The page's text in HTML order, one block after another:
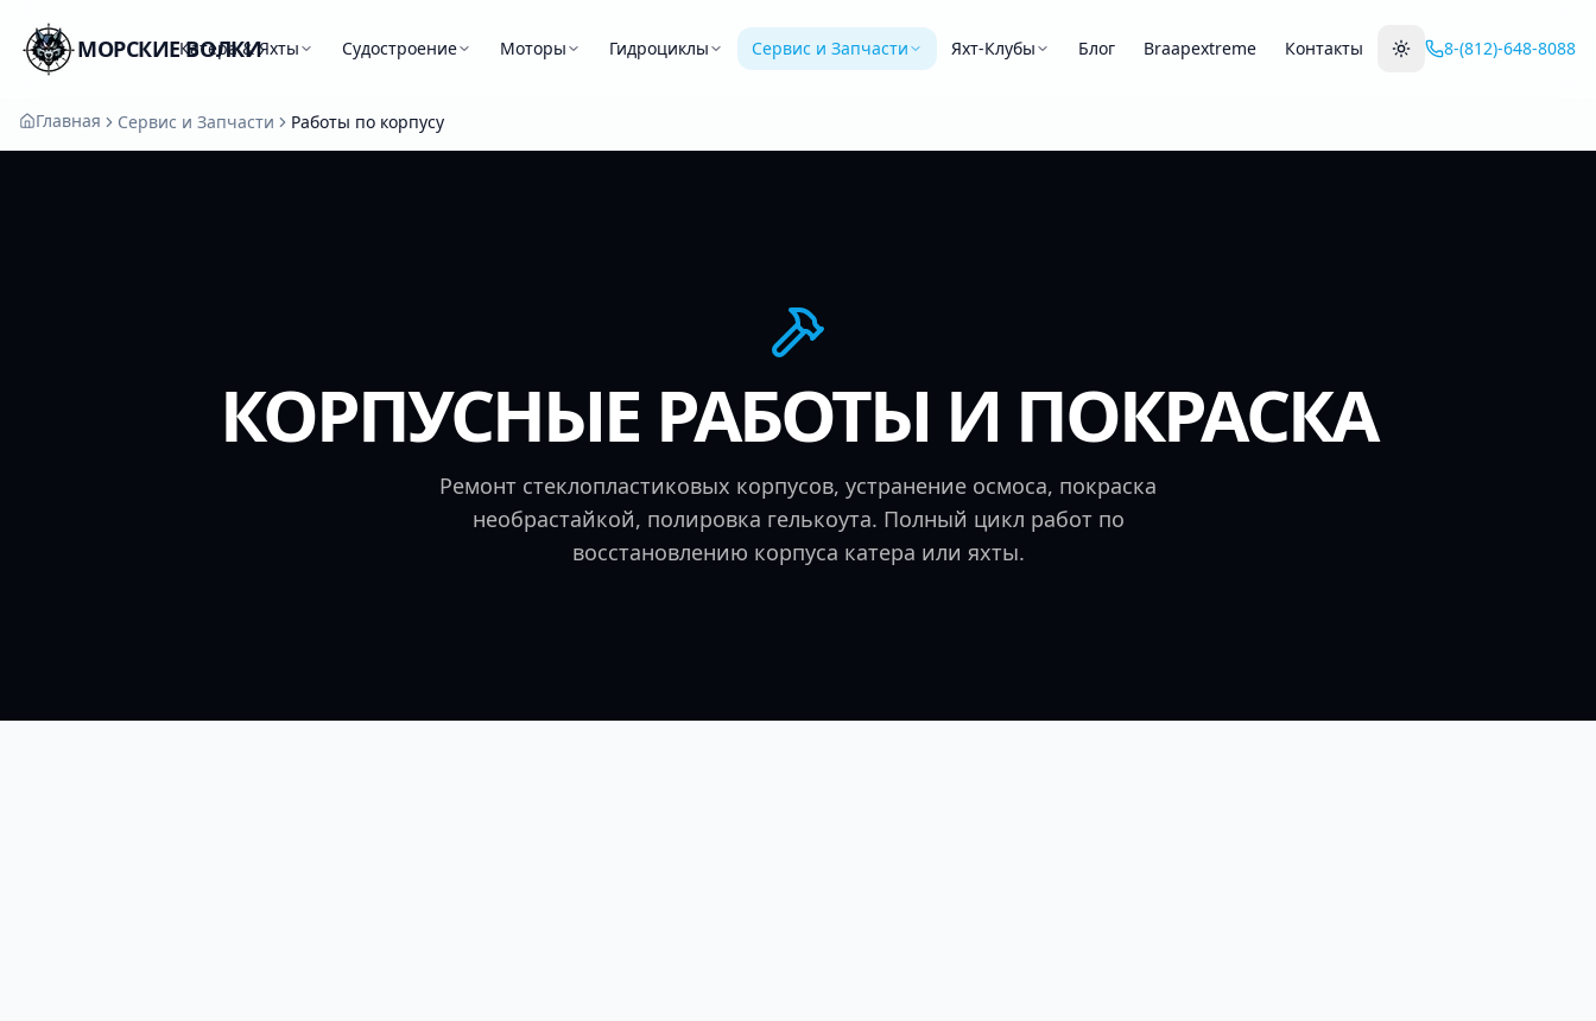
МОРСКИЕ ВОЛКИ
Катера & Яхты Судостроение Моторы Гидроциклы Сервис и Запчасти Яхт-Клубы Блог Braapextreme Контакты 8-(812)-648-8088
Главная Сервис и Запчасти Работы по корпусу
КОРПУСНЫЕ РАБОТЫ И ПОКРАСКА
Ремонт стеклопластиковых корпусов, устранение осмоса, покраска
необрастайкой, полировка гелькоута. Полный цикл работ по
восстановлению корпуса катера или яхты.